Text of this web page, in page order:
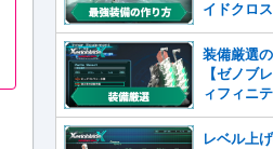
イドクロ
ィブエデ
装備厳選
【ゼノブ
ィフィニ
ン】
レベル上